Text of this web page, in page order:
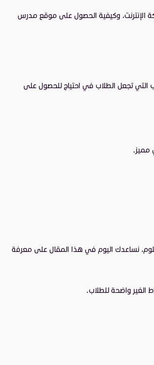
الإنترنت، وكيفية الحصول على موقع مدرس
التي تجعل الطلاب في احتياج للحصول على
مميز.
نساعدك اليوم في هذا المقال على معرفة
الغير واضحة للطلاب.